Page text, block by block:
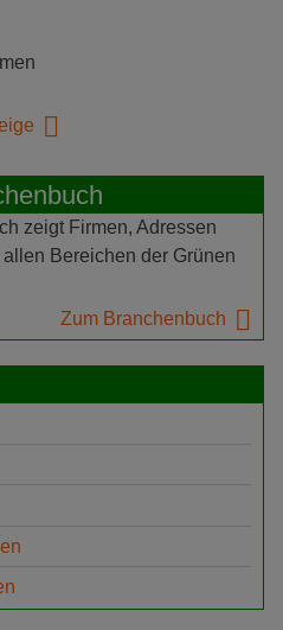
zeigt Firmen, Adressen
Bereichen der Grünen
Zum Branchenbuch